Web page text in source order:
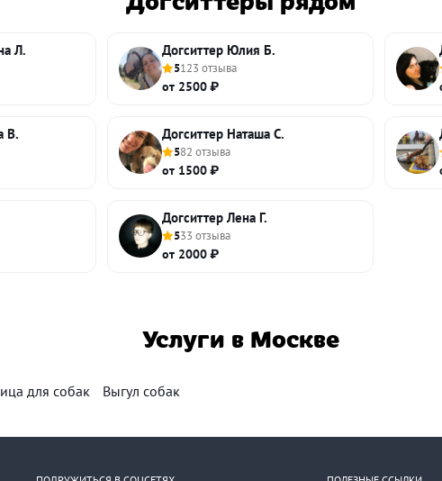
Л. Догситтер Юлия Б.
5123 отзыва
от 2500 ₽
В. Догситтер Наташа С.
582 отзыва
от 1500 ₽
Догситтер Лена Г.
533 отзыва
от 2000 ₽
Услуги в Москве
для собак Выгул собак